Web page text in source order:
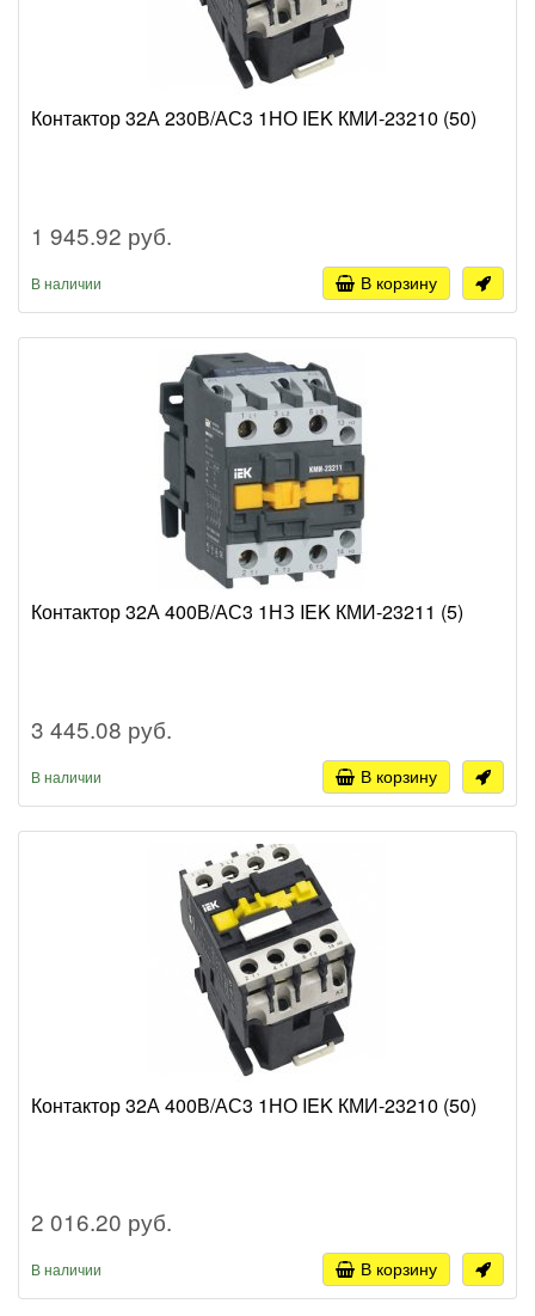
Контактор 32А 230В/АС3 1НО IEK КМИ-23210 (50)
1 945.92 руб.
В наличии В корзину
Контактор 32А 400В/АС3 1НЗ IEK КМИ-23211 (5)
3 445.08 руб.
В наличии В корзину
Контактор 32А 400В/АС3 1НО IEK КМИ-23210 (50)
2 016.20 руб.
В наличии В корзину